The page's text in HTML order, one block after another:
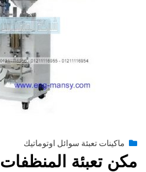
byengmansyPostedأغسطس 27, 2020
ماكينات تعبئة سوائل اوتوماتيك
مكن تعبئة المنظفات